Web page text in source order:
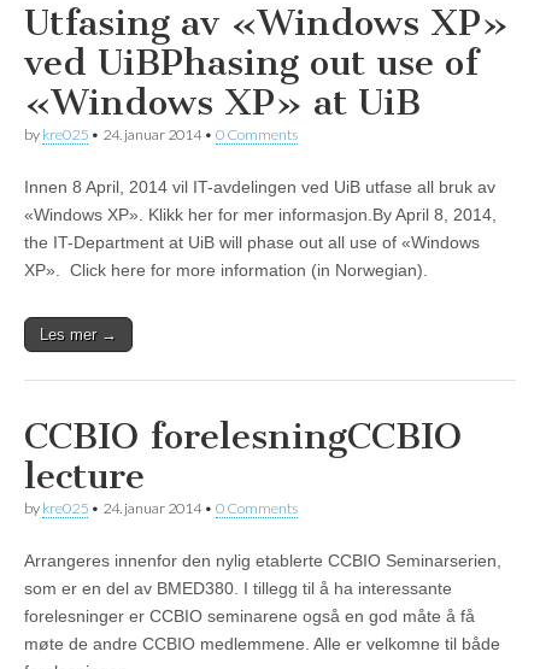
Utfasing av «Windows XP»
ved UiBPhasing out use of
«Windows XP» at UiB
by kre025 • 24. januar 2014• 0 Comments
Innen 8 April, 2014 vil IT-avdelingen ved UiB utfase all bruk av
«Windows XP». Klikk her for mer informasjon.By April 8, 2014,
the IT-Department at UiB will phase out all use of «Windows
XP». Click here for more information (in Norwegian).
Les mer →
CCBIO forelesningCCBIO
lecture
by kre025 • 24. januar 2014• 0 Comments
Arrangeres innenfor den nylig etablerte CCBIO Seminarserien,
som er en del av BMED380. I tillegg til å ha interessante
forelesninger er CCBIO seminarene også en god måte å få
møte de andre CCBIO medlemmene. Alle er velkomne til både